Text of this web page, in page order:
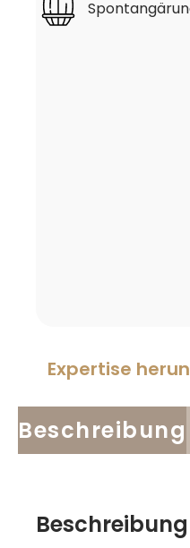
Expertise
Beschreibung
Beschreibung